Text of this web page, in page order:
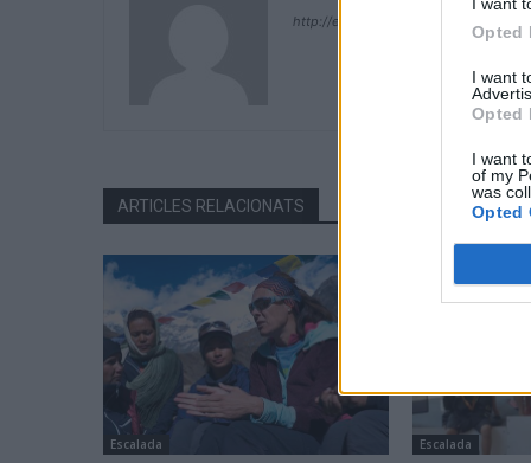
Opted
I want
Opted
I want
of my
was
Opted
http://ebresports.cat
ARTICLES RELACIONATS
Escalada Escalada